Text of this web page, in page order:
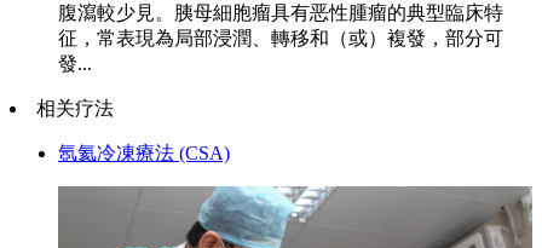
腹瀉較少見。胰母細胞瘤具有恶性腫瘤的典型臨床特
征，常表現為局部浸潤、轉移和（或）複發，部分可
發...
相关疗法
氬氦冷凍療法 (CSA)